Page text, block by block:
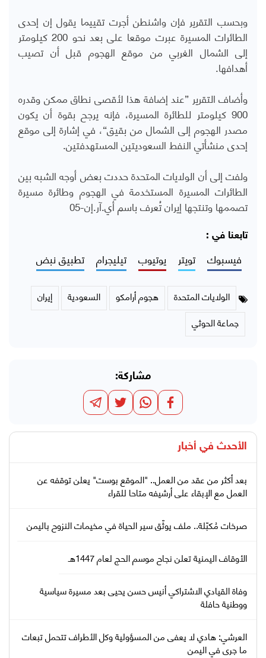
وبحسب التقرير فإن واشنطن أجرت تقييما يقول إن إحدى
الطائرات المسيرة عبرت موقعا على بعد نحو 200 كيلومتر
إلى الشمال الغربي من موقع الهجوم قبل أن تصيب
أهدافها.
وأضاف التقرير ”عند إضافة هذا لأقصى نطاق ممكن وقدره
900 كيلومتر للطائرة المسيرة، فإنه يرجح بقوة أن يكون
مصدر الهجوم إلى الشمال من بقيق“، في إشارة إلى موقع
إحدى منشأتي النفط السعوديتين المستهدفتين.
ولفت إلى أن الولايات المتحدة حددت بعض أوجه الشبه بين
الطائرات المسيرة المستخدمة في الهجوم وطائرة مسيرة
تصممها وتنتجها إيران تُعرف باسم أي.آر.إن-05
تابعنا في :
فيسبوك تويتر يوتيوب تيليجرام تطبيق نبض
الولايات المتحدة هجوم أرامكو السعودية
إيران
جماعة الحوثي
مشاركة:
الأحدث في أخبار
بعد أكثر من عقد من العمل.. "الموقع بوست" يعلن توقفه عن
العمل مع الإبقاء على أرشيفه متاحا للقراء
صرخات مُكبّلة.. ملف يوثّق سير الحياة في مخيمات النزوح باليمن
الأوقاف اليمنية تعلن نجاح موسم الحج لعام 1447هـ
وفاة القيادي الاشتراكي أنيس حسن يحيى بعد مسيرة سياسية
ووطنية حافلة
العرشي: هادي لا يعفى من المسؤولية وكل الأطراف تتحمل تبعات
ما جرى في اليمن